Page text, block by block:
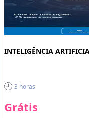
INTELIGÊNCIA
3 horas
Grátis